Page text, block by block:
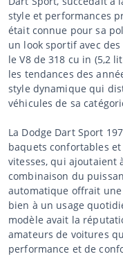
style et performances
était connue pour sa
un look sportif avec
le V8 de 318 cu in (5,2
les tendances des
style dynamique qui
véhicules de sa
La Dodge Dart Sport
baquets confortables
vitesses, qui ajoutaient
combinaison du
automatique offrait
bien à un usage
modèle avait la
amateurs de voitures
performance et de